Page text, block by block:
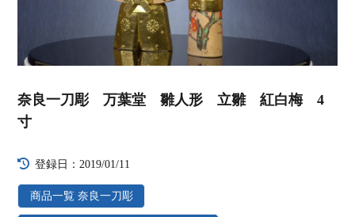
Player
奈良一刀彫 万葉堂 雛人形 立雛 紅白梅 4
寸
登録日：2019/01/11
商品一覧 奈良一刀彫